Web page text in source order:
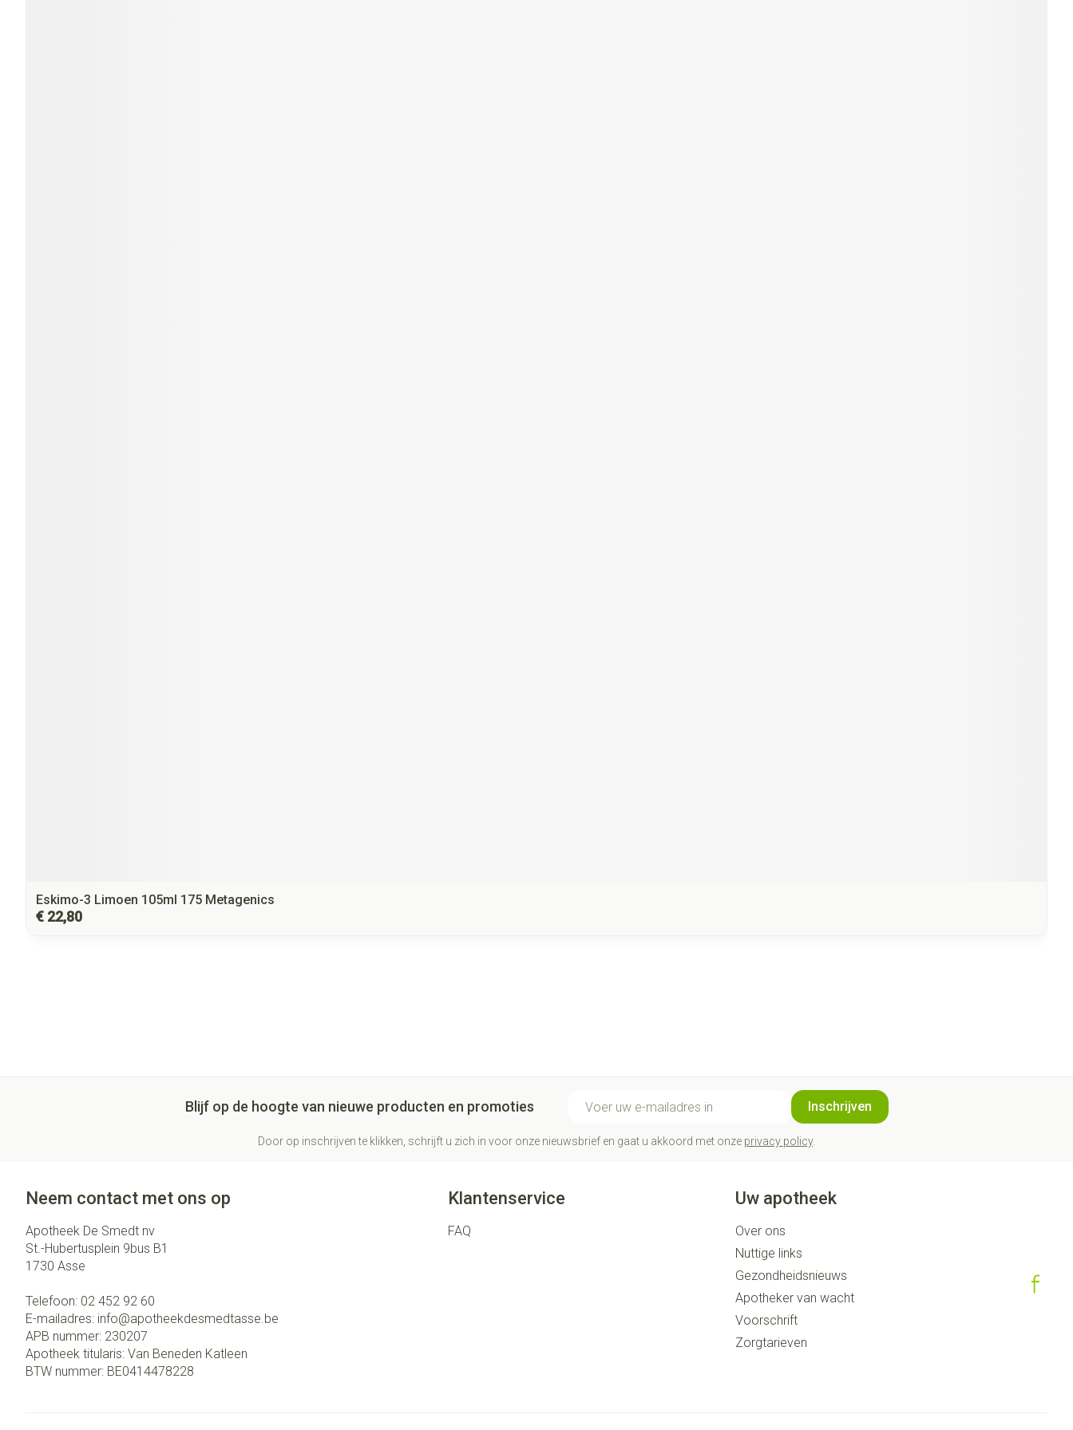
Eskimo-3 Limoen 105ml 175 Metagenics
€ 22,80
Blijf op de hoogte van nieuwe producten en promoties Inschrijven
Door op inschrijven te klikken, schrijft u zich in voor onze nieuwsbrief en gaat u akkoord met onze privacy policy.
Neem contact met ons op
Apotheek De Smedt nv
St.-Hubertusplein 9bus B1
1730 Asse
Telefoon: 02 452 92 60
E-mailadres: info@apotheekdesmedtasse.be
APB nummer: 230207
Apotheek titularis: Van Beneden Katleen
BTW nummer: BE0414478228
Klantenservice
FAQ
Uw apotheek
Over ons
Nuttige links
Gezondheidsnieuws
Apotheker van wacht
Voorschrift
Zorgtarieven